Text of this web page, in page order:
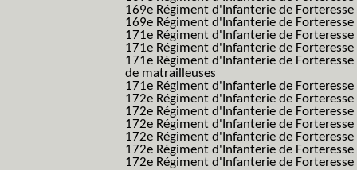
169e Régiment d'Infanterie de
169e Régiment d'Infanterie de
171e Régiment d'Infanterie de Forteresse
171e Régiment d'Infanterie de
171e Régiment d'Infanterie de
de matrailleuses
171e Régiment d'Infanterie de
172e Régiment d'Infanterie de Forteresse
172e Régiment d'Infanterie de Forteresse
172e Régiment d'Infanterie de
172e Régiment d'Infanterie de
172e Régiment d'Infanterie de
172e Régiment d'Infanterie de